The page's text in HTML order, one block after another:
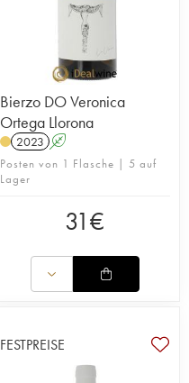
Bierzo DO Veronica
Ortega Llorona
2023 A
Posten von 1 Flasche | 5 auf
Lager
31€
FESTPREISE